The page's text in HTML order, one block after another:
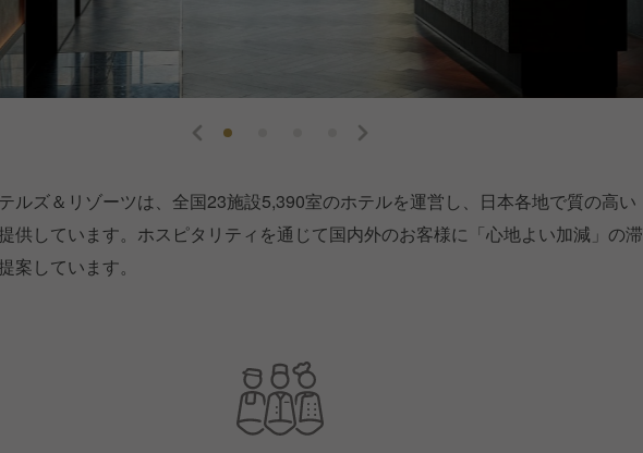
ルズ＆リゾーツは、全国23施設5,390室のホテルを運営し、日本各地で質の高い
供しています。ホスピタリティを通じて国内外のお客様に「心地よい加減」の滞
案しています。